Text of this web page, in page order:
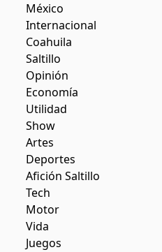
México
Internacional
Coahuila
Saltillo
Opinión
Economía
Utilidad
Show
Artes
Deportes
Afición Saltillo
Tech
Motor
Vida
Juegos